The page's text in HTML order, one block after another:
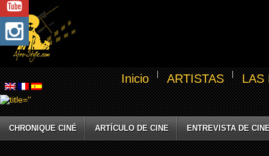
Inicio ARTISTAS LAS
CHRONIQUE CINÉ ARTÍCULO DE CINE ENTREVISTA DE